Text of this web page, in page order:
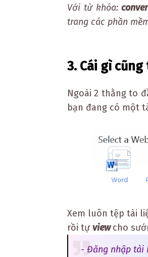
Với từ khóa:
trang các phần
3. Cái gì
Ngoài 2 thằng to
bạn đang có một
Xem luôn tệp tài
rồi tự viewcho
- Đăng nhập tài